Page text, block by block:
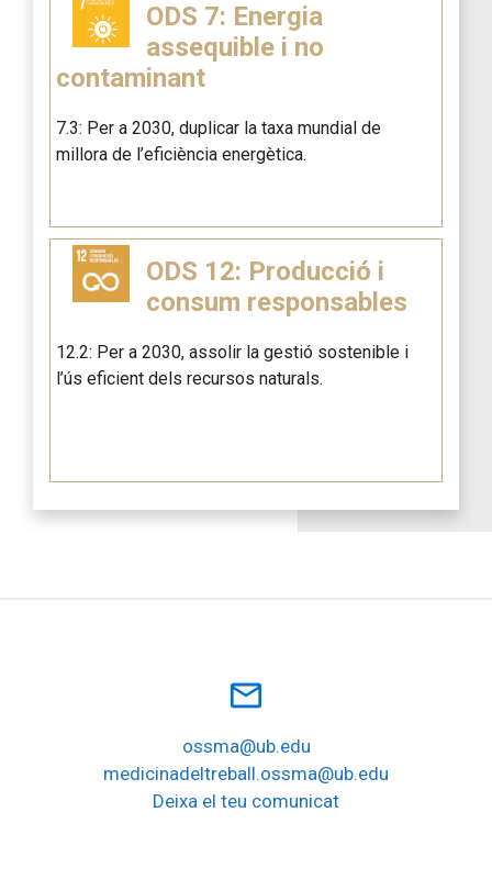
ODS 7: Energia
assequible i no
contaminant
7.3: Per a 2030, duplicar la taxa mundial de
millora de l’eficiència energètica.
ODS 12: Producció i
consum responsables
12.2: Per a 2030, assolir la gestió sostenible i
l’ús eficient dels recursos naturals.
mail_outline
ossma@ub.edu
medicinadeltreball.ossma@ub.edu
Deixa el teu comunicat